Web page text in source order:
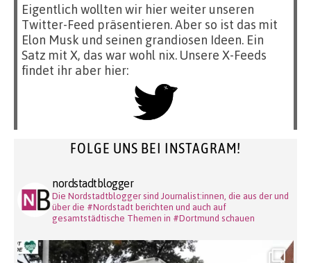
Eigentlich wollten wir hier weiter unseren
Twitter-Feed präsentieren. Aber so ist das mit
Elon Musk und seinen grandiosen Ideen. Ein
Satz mit X, das war wohl nix. Unsere X-Feeds
findet ihr aber hier:
FOLGE UNS BEI INSTAGRAM!
nordstadtblogger
Die Nordstadtblogger sind Journalist:innen, die aus der und
über die #Nordstadt berichten und auch auf
gesamtstädtische Themen in #Dortmund schauen